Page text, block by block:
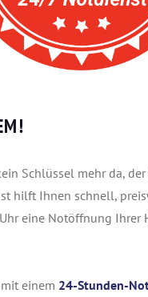
Schlüssel mehr da,
hilft Ihnen schnell,
eine Notöffnung Ihrer
einem 24-Stunden-